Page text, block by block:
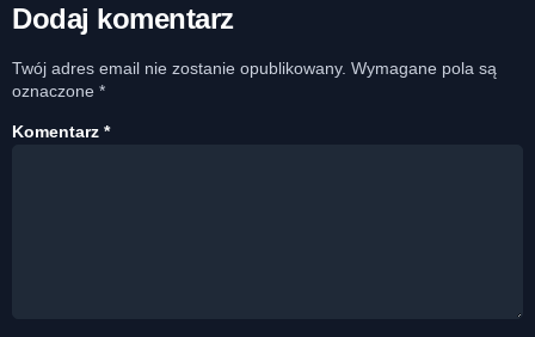
Dodaj komentarz
Twój adres email nie zostanie opublikowany. Wymagane pola są
oznaczone *
Komentarz *